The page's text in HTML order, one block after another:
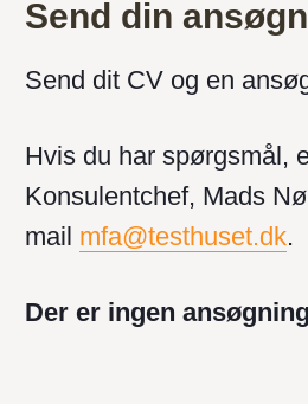
Send din
Send dit CV og en
Hvis du har spørgsmål,
Konsulentchef, Mads
mail mfa@testhuset.dk.
Der er ingen